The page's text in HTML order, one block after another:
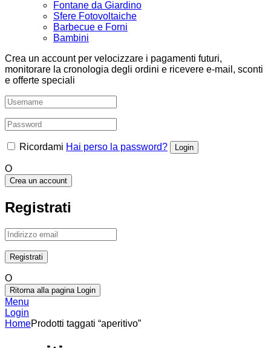
Fontane da Giardino
Sfere Fotovoltaiche
Barbecue e Forni
Bambini
Crea un account per velocizzare i pagamenti futuri,
monitorare la cronologia degli ordini e ricevere e-mail, sconti
e offerte speciali
Ricordami Hai perso la password?
O
Crea un account
Registrati
O
Ritorna alla pagina Login
Menu
Login
HomeProdotti taggati “aperitivo”